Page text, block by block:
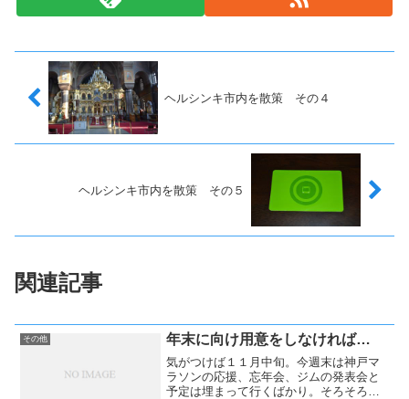
ヘルシンキ市内を散策 その４
ヘルシンキ市内を散策 その５
関連記事
その他 年末に向け用意をしなければ…
気がつけば１１月中旬。今週末は神戸マ
ラソンの応援、忘年会、ジムの発表会と
予定は埋まって行くばかり。そろそろ年